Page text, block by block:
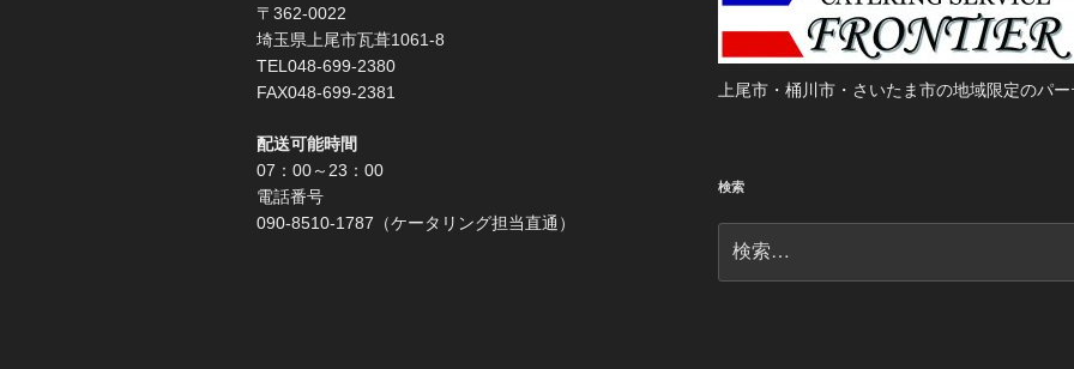
ン
〒362-0022
埼玉県上尾市瓦葺1061-8
TEL048-699-2380
FAX048-699-2381
配送可能時間
07：00～23：00
電話番号
090-8510-1787（ケータリング担当直通）
上尾市・桶川市・さいたま市の地域限定のパ
検索
索: